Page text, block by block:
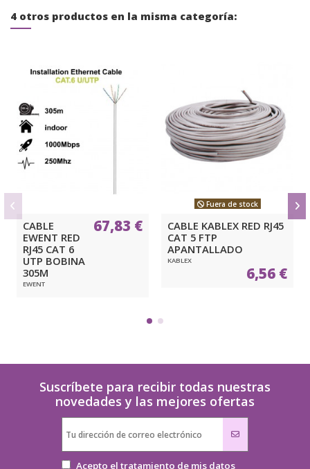
4 otros productos en la misma categoría:
CABLE
EWENT RED
RJ45 CAT 6
UTP BOBINA
305M
EWENT
67,83 €
Fuera de stock
CABLE KABLEX RED RJ45
CAT 5 FTP
APANTALLADO
KABLEX
6,56 €
Suscríbete para recibir todas nuestras
novedades y las mejores ofertas
Acepto el tratamiento de mis datos